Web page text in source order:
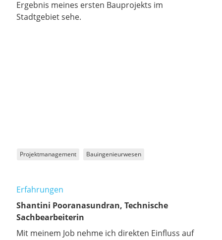
Ergebnis meines ersten Bauprojekts im
Stadtgebiet sehe.
Projektmanagement Bauingenieurwesen
Erfahrungen
Shantini Pooranasundran, Technische
Sachbearbeiterin
Mit meinem Job nehme ich direkten Einfluss auf